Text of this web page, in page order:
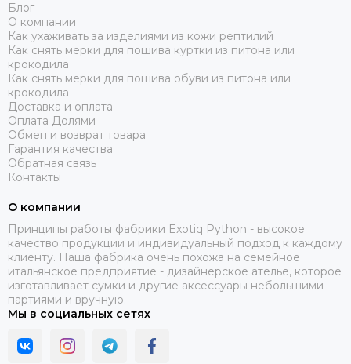
Блог
О компании
Как ухаживать за изделиями из кожи рептилий
Как снять мерки для пошива куртки из питона или
крокодила
Как снять мерки для пошива обуви из питона или
крокодила
Доставка и оплата
Оплата Долями
Обмен и возврат товара
Гарантия качества
Обратная связь
Контакты
О компании
Принципы работы фабрики Exotiq Python - высокое
качество продукции и индивидуальный подход к каждому
клиенту. Наша фабрика очень похожа на семейное
итальянское предприятие - дизайнерское ателье, которое
изготавливает сумки и другие аксессуары небольшими
партиями и вручную.
Мы в социальных сетях